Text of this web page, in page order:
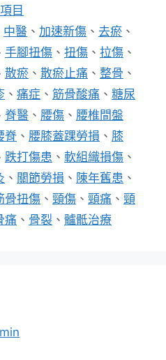
目
中醫 、加速新傷 、去瘀 、
手腳扭傷 、 扭傷 、 拉傷 、
散瘀 、 散瘀止痛 、 整骨 、
、 痛症 、 筋骨酸痛 、 糖尿
脊醫 、 腰傷 、 腰椎間盤
脊 、 腰膝蓋踝勞損 、 膝
跌打傷患 、 軟組織損傷 、
、 關節勞損 、 陳年舊患 、
骨扭傷 、 頸傷 、 頸痛 、 頸
痛 、 骨裂 、 髗骶治療